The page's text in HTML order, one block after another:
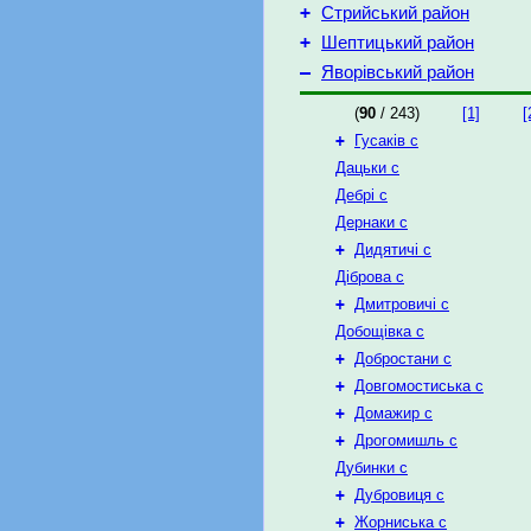
+ Стрийський район
+ Шептицький район
– Яворівський район
(90 / 243) [1]
+
Гусаків с
Дацьки с
Дебрі с
Дернаки с
+ Дидятичі с
Діброва с
+ Дмитровичі с
Добощівка с
+ Добростани с
+ Довгомостиська с
+ Домажир с
+ Дрогомишль с
Дубинки с
+ Дубровиця с
+ Жорниська с